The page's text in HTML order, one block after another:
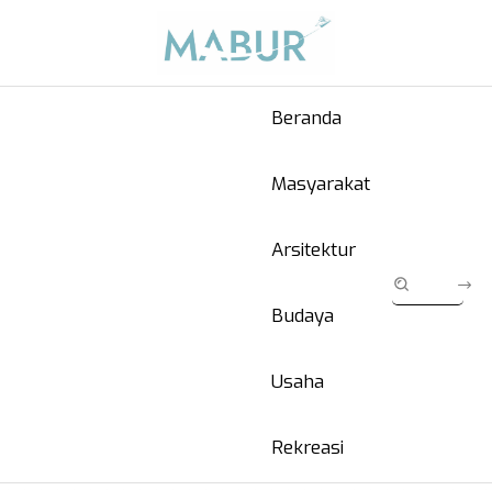
Beranda
Masyarakat
Arsitektur
Budaya
Usaha
Rekreasi